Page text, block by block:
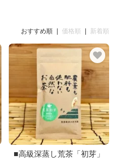
おすすめ順 | 価格順 新着順
■高級深蒸し荒茶「初芽」